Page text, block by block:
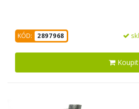
KÓD: 2897968